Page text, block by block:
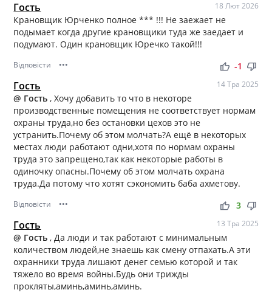
Гость 18 Лют 2026
Крановщик Юрченко полное *** !!! Не заежает не
подымает когда другие крановщики туда же заедает и
подумают. Один крановщик Юречко такой!!!
Відповісти ••• thumb_up thumb_down
-1
Гость 14 Тра 2025
@ Гость, Хочу добавить то что в некоторе
производственные помещения не соответствует нормам
охраны труда,но без остановки цехов это не
устранить.Почему об этом молчать?А ещё в некоторых
местах люди работают одни,хотя по нормам охраны
труда это запрещено,так как некоторые работы в
одиночку опасны.Почему об этом молчать охрана
труда.Да потому что хотят сэкономить баба ахметову.
Відповісти ••• thumb_up thumb_down
3
Гость 13 Тра 2025
@ Гость, Да люди и так работают с минимальным
количеством людей,не знаешь как смену отпахать.А эти
охранники труда лишают денег семью которой и так
тяжело во время войны.Будь они трижды
прокляты,аминь,аминь,аминь.